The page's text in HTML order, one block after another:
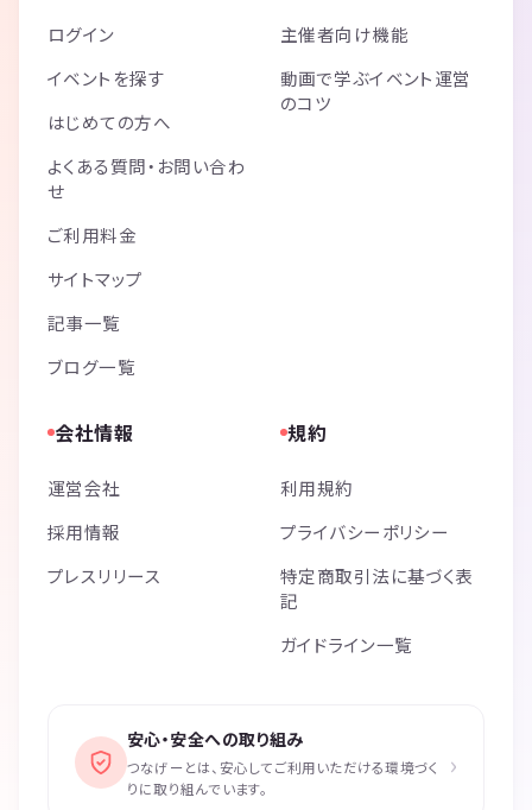
ログイン
イベントを探す
はじめての方へ
よくある質問・お問い合わ
せ
ご利用料金
サイトマップ
記事一覧
ブログ一覧
主催者向け機能
動画で学ぶイベント運営
のコツ
会社情報
運営会社
採用情報
プレスリリース
規約
利用規約
プライバシーポリシー
特定商取引法に基づく表
記
ガイドライン一覧
安心・安全への取り組み
つなげーとは、安心してご利用いただける環境づく
りに取り組んでいます。
›